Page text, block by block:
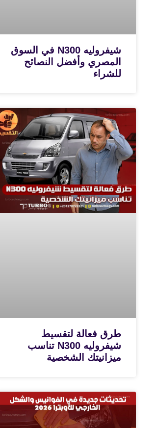
شيفروليه N300 في السوق
المصري وأفضل النصائح
للشراء
طرق فعالة لتقسيط
شيفروليه N300 تناسب
ميزانيتك الشخصية